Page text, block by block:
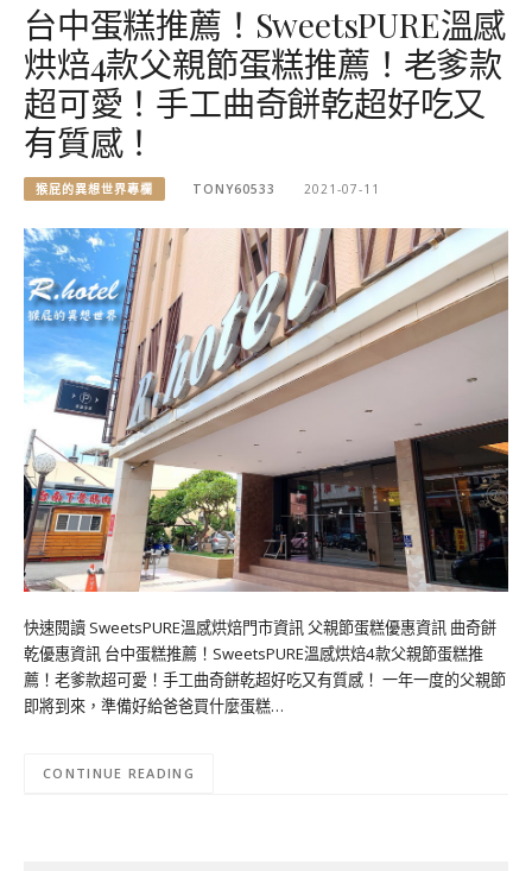
台中蛋糕推薦！SweetsPURE溫感
烘焙4款父親節蛋糕推薦！老爹款
超可愛！手工曲奇餅乾超好吃又
有質感！
猴屁的異想世界專欄 TONY60533 2021-07-11
快速閱讀 SweetsPURE溫感烘焙門市資訊 父親節蛋糕優惠資訊 曲奇餅
乾優惠資訊 台中蛋糕推薦！SweetsPURE溫感烘焙4款父親節蛋糕推
薦！老爹款超可愛！手工曲奇餅乾超好吃又有質感！ 一年一度的父親節
即將到來，準備好給爸爸買什麼蛋糕…
CONTINUE READING